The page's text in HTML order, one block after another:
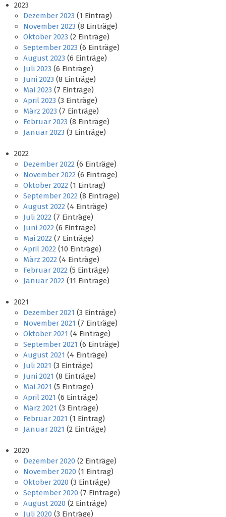
2023
Dezember 2023 (1 Eintrag)
November 2023 (8 Einträge)
Oktober 2023 (2 Einträge)
September 2023 (6 Einträge)
August 2023 (6 Einträge)
Juli 2023 (6 Einträge)
Juni 2023 (8 Einträge)
Mai 2023 (7 Einträge)
April 2023 (3 Einträge)
März 2023 (7 Einträge)
Februar 2023 (8 Einträge)
Januar 2023 (3 Einträge)
2022
Dezember 2022 (6 Einträge)
November 2022 (6 Einträge)
Oktober 2022 (1 Eintrag)
September 2022 (8 Einträge)
August 2022 (4 Einträge)
Juli 2022 (7 Einträge)
Juni 2022 (6 Einträge)
Mai 2022 (7 Einträge)
April 2022 (10 Einträge)
März 2022 (4 Einträge)
Februar 2022 (5 Einträge)
Januar 2022 (11 Einträge)
2021
Dezember 2021 (3 Einträge)
November 2021 (7 Einträge)
Oktober 2021 (4 Einträge)
September 2021 (6 Einträge)
August 2021 (4 Einträge)
Juli 2021 (3 Einträge)
Juni 2021 (8 Einträge)
Mai 2021 (5 Einträge)
April 2021 (6 Einträge)
März 2021 (3 Einträge)
Februar 2021 (1 Eintrag)
Januar 2021 (2 Einträge)
2020
Dezember 2020 (2 Einträge)
November 2020 (1 Eintrag)
Oktober 2020 (3 Einträge)
September 2020 (7 Einträge)
August 2020 (2 Einträge)
Juli 2020 (3 Einträge)